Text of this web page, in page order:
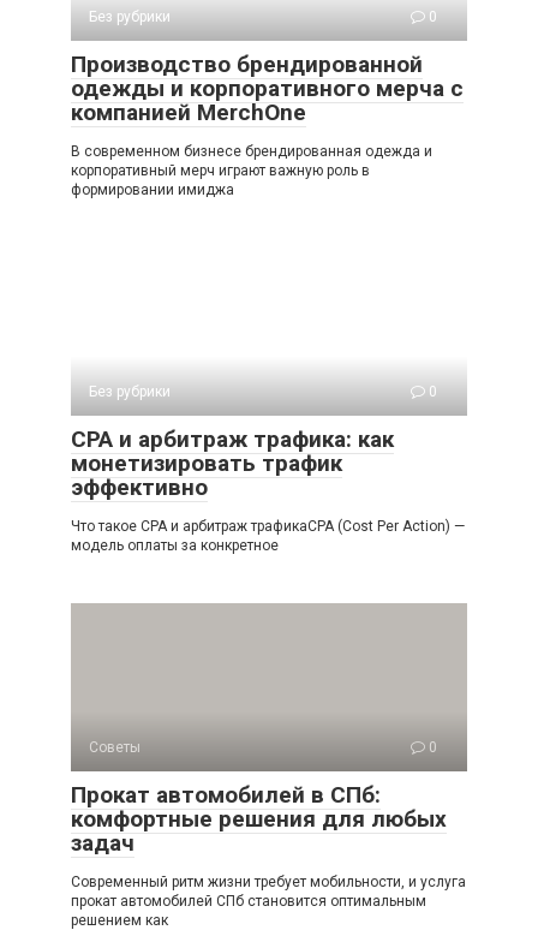
Без рубрики 0
Производство брендированной
одежды и корпоративного мерча с
компанией MerchOne
В современном бизнесе брендированная одежда и
корпоративный мерч играют важную роль в
формировании имиджа
Без рубрики 0
СРА и арбитраж трафика: как
монетизировать трафик
эффективно
Что такое СРА и арбитраж трафикаCPA (Cost Per Action) —
модель оплаты за конкретное
Советы 0
Прокат автомобилей в СПб:
комфортные решения для любых
задач
Современный ритм жизни требует мобильности, и услуга
прокат автомобилей СПб становится оптимальным
решением как